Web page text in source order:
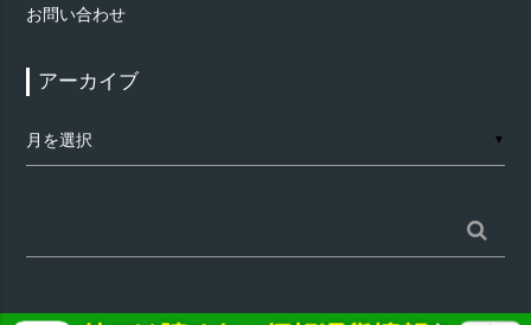
お問い合わせ
アーカイブ
ー
▼
索: